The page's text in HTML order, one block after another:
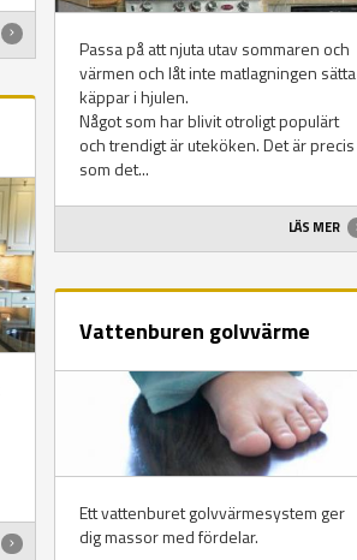
Passa på att njuta utav sommaren och
värmen och låt inte matlagningen sätta
käppar i hjulen.
Något som har blivit otroligt populärt
och trendigt är uteköken. Det är precis
som det...
LÄS MER
Vattenburen golvvärme
Ett vattenburet golvvärmesystem ger
dig massor med fördelar.